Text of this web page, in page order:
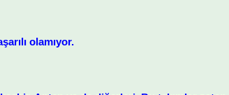
olamıyor.